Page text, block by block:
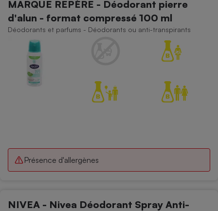
MARQUE REPÈRE - Déodorant pierre
d'alun - format compressé 100 ml
Déodorants et parfums - Déodorants ou anti-transpirants
Présence d'allergènes
NIVEA - Nivea Déodorant Spray Anti-